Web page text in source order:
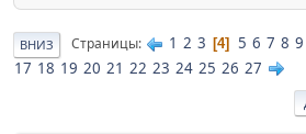
ВНИЗ Страницы 1 2 3 4 5 6 7 8 9
17 18 19 20 21 22 23 24 25 26 27